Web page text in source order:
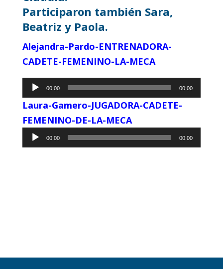
Participaron también Sara,
Beatriz y Paola.
Alejandra-Pardo-ENTRENADORA-
CADETE-FEMENINO-LA-MECA
Reproductor
de
audio
00:00 00:00
Laura-Gamero-JUGADORA-CADETE-
FEMENINO-DE-LA-MECA
Reproductor
de
00:00 00:00